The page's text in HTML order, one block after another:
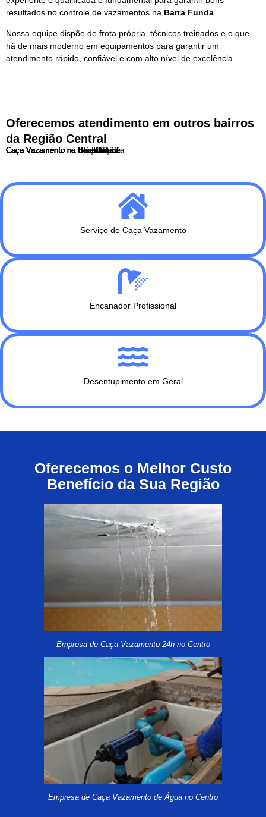
resultados no controle de vazamentos na Barra Funda
Nossa equipe dispõe de frota própria, técnicos treinados e o que
há de mais moderno em equipamentos para garantir um
atendimento rápido, confiável e com alto nível de excelência.
Oferecemos atendimento em outros bairros
da Região Central
Caça Vazamento na Barra Funda
Caça Vazamento na Bela Vista
Caça Vazamento no Bom Retiro
Caça Vazamento no Brás
Caça Vazamento no Cambuci
Caça Vazamento na Consolação
Caça Vazamento na Liberdade
Caça Vazamento no Pari
Caça Vazamento na Praça da Sé
Caça Vazamento na Republica
Caça Vazamento na Santa Cecília
Serviço de Caça Vazamento
Encanador Profissional
Desentupimento em Geral
Oferecemos o Melhor Custo
Benefício da Sua Região
Empresa de Caça Vazamento 24h no Centro
Empresa de Caça Vazamento de Água no Centro